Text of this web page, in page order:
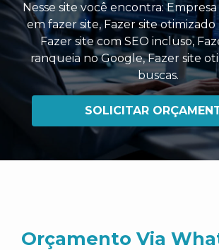
Nesse site você encontra:
em fazer site,Fazer site
Fazer site com SEO incluso,
ranqueia no Google,Fazer site
buscas.
SOLICITAR
Orçamento Via